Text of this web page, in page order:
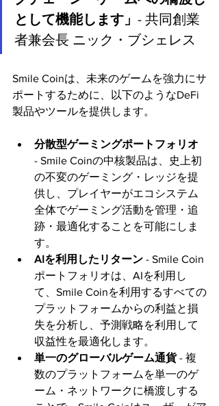
として機能します」 - 共同創業
者兼会長 ニック・ブシェレス
Smile Coinは、未来のゲームを強力にサ
ポートするために、以下のようなDeFi
製品やツールを提供します。
分散型ゲーミングポートフォリオ
- Smile Coinの中核製品は、史上初
の不変のゲーミング・レッジを提
供し、プレイヤーがエコシステム
全体でゲーミング活動を管理・追
跡・最適化することを可能にしま
す。
AIを利用したリターン - Smile Coin
ポートフォリオは、AIを利用し
て、Smile Coinを利用するすべての
プラットフォームからの利益と損
失を分析し、予測戦略を利用して
収益性を最適化します。
単一のグローバルゲーム通貨 - 複
数のプラットフォームを単一のゲ
ーム・ネットワークに橋渡しする